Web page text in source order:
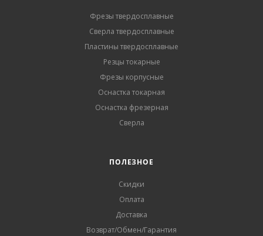
Фрезы твердосплавные
Сверла твердосплавные
Пластины твердосплавные
Резцы токарные
Фрезы корпусные
Оснастка токарная
Оснастка фрезерная
Сверла
ПОЛЕЗНОЕ
Скидки
Оплата
Доставка
Возврат/Обмен/Гарантия